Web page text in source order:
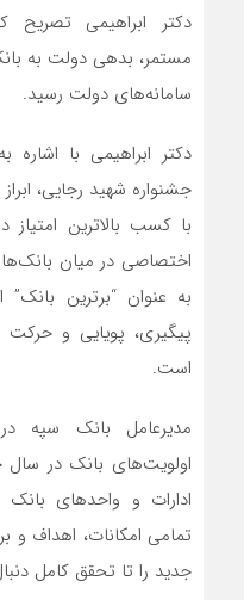
دکتر ابراهیمی تصریح
سامانه‌های دولت رسید.
دکتر ابراهیمی با
جشنواره شهید رجایی،
با کسب بالاترین
اختصاصی در میان
به عنوان “برترین
پیگیری، پویایی و حرکت
است.
مدیرعامل بانک سپه
اولویت‌های بانک در سال
ادارات و واحدهای
تمامی امکانات، اهداف
جدید را تا تحقق کامل